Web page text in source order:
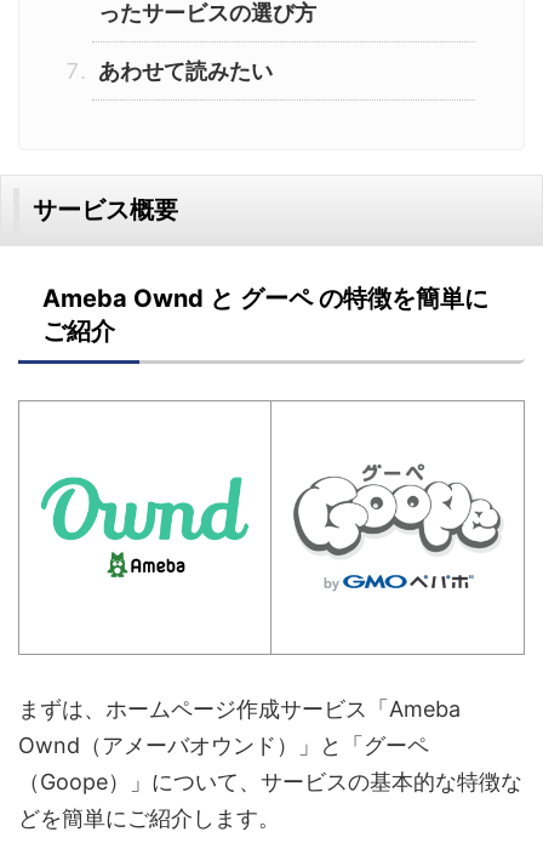
ったサービスの選び方
あわせて読みたい
サービス概要
Ameba Ownd と グーペ の特徴を簡単に
ご紹介
まずは、ホームページ作成サービス「Ameba
Ownd（アメーバオウンド）」と「グーペ
（Goope）」について、サービスの基本的な特徴な
どを簡単にご紹介します。